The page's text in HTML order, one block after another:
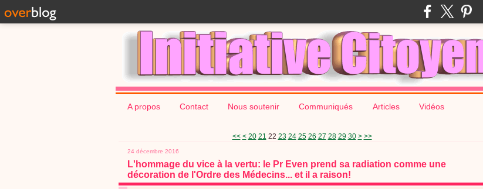
A propos Contact Nous soutenir Communiqués Articles Vidéos
<< < 10
20 21 22 23 24 25 26 27 28 29 30 40
50
60
70
80
90
100
200
> >>
24 décembre 2016
L'hommage du vice à la vertu: le Pr Even prend sa radiation comme une
décoration de l'Ordre des Médecins... et il a raison!